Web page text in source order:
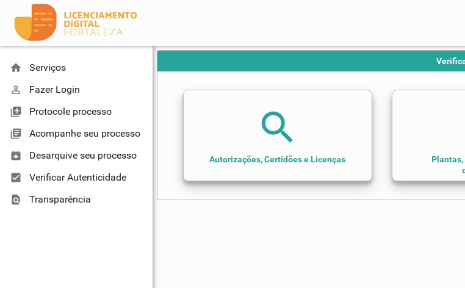
home Serviços
perm_identity Fazer Login
library_add Protocole processo
library_books Acompanhe seu processo
unarchive Desarquive seu processo
check_box Verificar Autenticidade
find_in_page Transparência
search
Autorizações, Certidões e Licenças